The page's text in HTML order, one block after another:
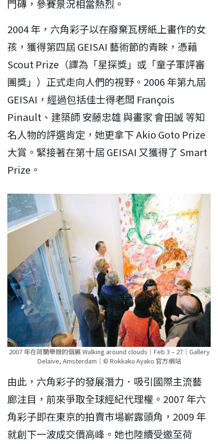
門磚，參賽景況相當熱烈。
2004 年，六角彩子以在廢棄瓦楞紙上畫作的女
孩，獲得第四屆 GEISAI 藝術節的青睞，憑藉
Scout Prize（譯為「星探獎」或「童子軍評審
團獎」）正式走向人們的視野。2006 年第九屆
GEISAI，經過包括佳士得老闆 François
Pinault、建築師 安藤忠雄 與畫家 會田誠 等知
名人物的評選肯定，她更拿下 Akio Goto Prize
大賞。緊接著在第十屆 GEISAI 又獲得了 Smart
Prize。
2007 年在荷蘭舉辦的個展 Walking around clouds｜Feb 3 – 27｜Gallery
Delaive, Amsterdam｜© Rokkaku Ayako 官方網站
由此，六角彩子的發展潛力．吸引國際主流藝
廊注目，前來爭取全球經紀代理權。2007 年六
角彩子即在東京的拍賣市場嶄露頭角，2009 年
就創下一波成交價高峰。她也陸續受邀至荷